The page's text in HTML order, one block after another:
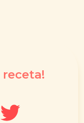
receta!